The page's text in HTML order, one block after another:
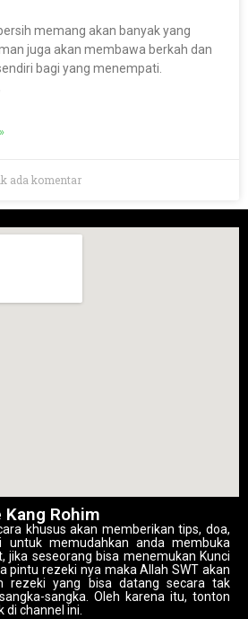
memang akan banyak yang
juga akan membawa berkah dan
bagi yang menempati.
ada komentar
Kang Rohim
khusus akan memberikan tips, doa,
untuk memudahkan anda membuka
jika seseorang bisa menemukan Kunci
pintu rezeki nya maka Allah SWT akan
rezeki yang bisa datang secara tak
sangka. Oleh karena itu, tonton
channel ini.